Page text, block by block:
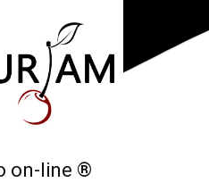
on-line ®